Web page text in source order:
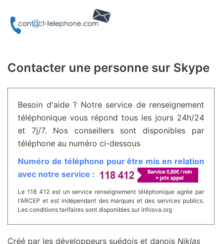
Aller
Contacter une personne sur Skype
Besoin d'aide ? Notre service de renseignement
téléphonique vous répond tous les jours 24h/24
et 7j/7. Nos conseillers sont disponibles par
téléphone au numéro ci-dessous
Numéro de téléphone pour être mis en relation
avec notre service :
Le 118 412 est un service renseignement téléphonique agrée par
l'ARCEP et est indépendant des marques et des services publics.
Les conditions tarifaires sont disponibles sur infosva.org
Créé par les développeurs suédois et danois Niklas